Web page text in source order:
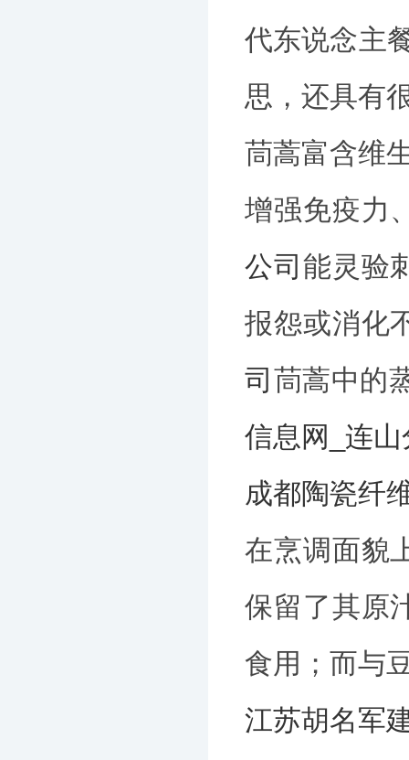
代东说念主
思，还具有
茼蒿富含维
增强免疫力
公司 能灵验
报怨或消化
司 茼蒿中的
信息网_连
成都陶瓷纤
在烹调面貌
保留了其原
食用；而与
江苏胡名军